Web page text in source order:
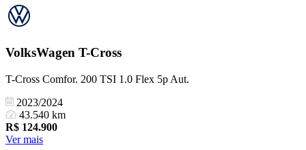
VolksWagen T-Cross
T-Cross Comfor. 200 TSI 1.0 Flex 5p Aut.
2023/2024
43.540 km
R$ 124.900
Ver mais